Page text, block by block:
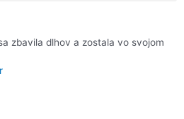
zbavila dlhov a zostala vo svojom